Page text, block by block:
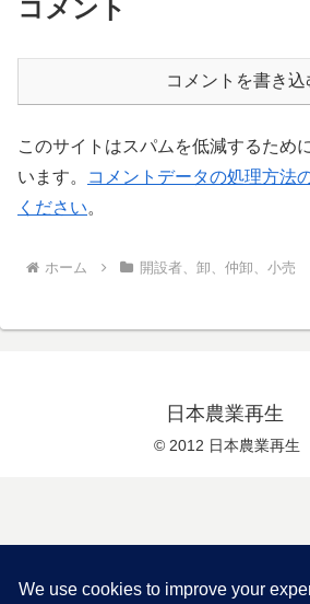
コメント
コメントを書き込
このサイトはスパムを低減するため
います。
コメントデータの処理方法
ください。
ホーム 開設者、卸、仲卸、小売
日本農業再
© 2012 日本農業再